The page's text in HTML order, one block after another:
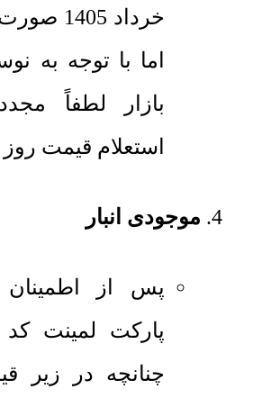
خرداد
اما با توجه به
بازار لطفاً
استعلام قیمت روز
موجودی انبار
پس از
چنانچه در زیر